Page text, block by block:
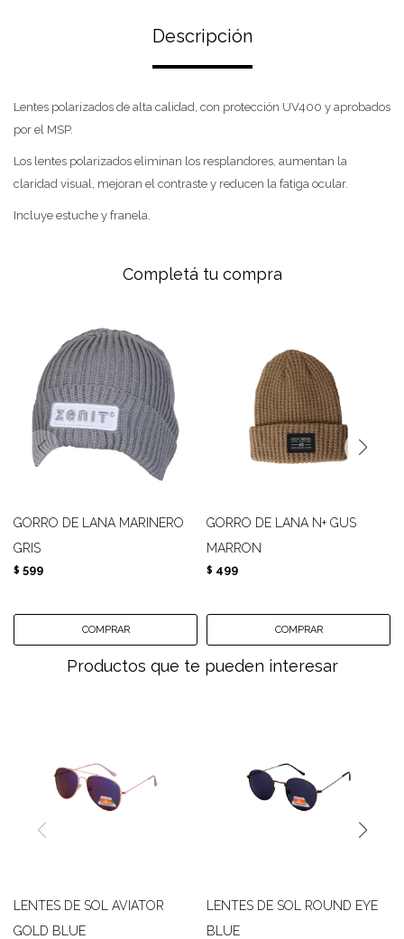
Descripción
Lentes polarizados de alta calidad, con protección UV400 y aprobados
por el MSP.
Los lentes polarizados eliminan los resplandores, aumentan la
claridad visual, mejoran el contraste y reducen la fatiga ocular.
Incluye estuche y franela.
Completá tu compra
GORRO DE LANA MARINERO
GRIS
$ 599
GORRO DE LANA N+ GUS
MARRON
$ 499
Productos que te pueden interesar
LENTES DE SOL AVIATOR
GOLD BLUE
LENTES DE SOL ROUND EYE
BLUE